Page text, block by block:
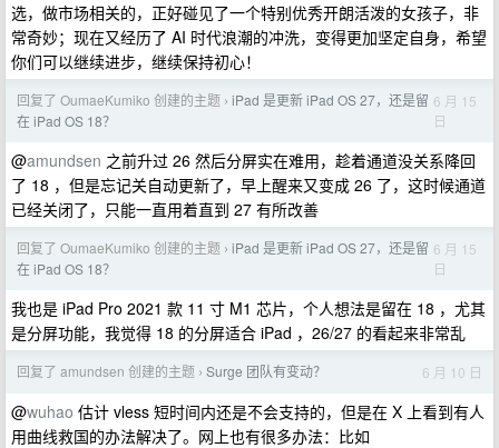
选，做市场相关的，正好碰见了一个特别优秀开朗活泼的女孩子，非
常奇妙；现在又经历了 AI 时代浪潮的冲洗，变得更加坚定自身，希望
你们可以继续进步，继续保持初心！
回复了 OumaeKumiko 创建的主题 › iPad 是更新 iPad OS 27，还是留
在 iPad OS 18？
6 月 15
日
@amundsen 之前升过 26 然后分屏实在难用，趁着通道没关系降回
了 18 ，但是忘记关自动更新了，早上醒来又变成 26 了，这时候通道
已经关闭了，只能一直用着直到 27 有所改善
回复了 OumaeKumiko 创建的主题 › iPad 是更新 iPad OS 27，还是留
在 iPad OS 18？
6 月 15
日
我也是 iPad Pro 2021 款 11 寸 M1 芯片，个人想法是留在 18 ，尤其
是分屏功能，我觉得 18 的分屏适合 iPad ，26/27 的看起来非常乱
回复了 amundsen 创建的主题 › Surge 团队有变动？ 6 月 10 日
@wuhao 估计 vless 短时间内还是不会支持的，但是在 X 上看到有人
用曲线救国的办法解决了。网上也有很多办法：比如